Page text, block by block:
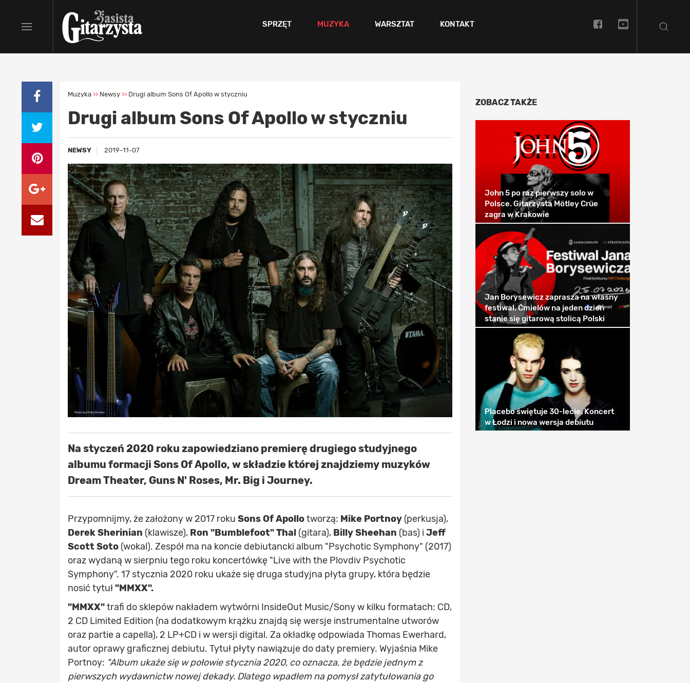
SPRZĘT MUZYKA WARSZTAT KONTAKT
Muzyka >> Newsy >> Drugi album Sons Of Apollo w styczniu
Drugi album Sons Of Apollo w styczniu
NEWSY 2019-11-07
Na styczeń 2020 roku zapowiedziano premierę drugiego studyjnego
albumu formacji Sons Of Apollo, w składzie której znajdziemy muzyków
Dream Theater, Guns N' Roses, Mr. Big i Journey.
Przypomnijmy, że założony w 2017 roku Sons Of Apollotworzą: Mike Portnoy (perkusja),
Derek Sherinian (klawisze), Ron "Bumblefoot" Thal (gitara), Billy Sheehan (bas) i Jeff
Scott Soto (wokal). Zespół ma na koncie debiutancki album "Psychotic Symphony" (2017)
oraz wydaną w sierpniu tego roku koncertówkę "Live with the Plovdiv Psychotic
Symphony". 17 stycznia 2020 roku ukaże się druga studyjna płyta grupy, która będzie
nosić tytuł"MMXX".
"MMXX"trafi do sklepów nakładem wytwórni InsideOut Music/Sony w kilku formatach: CD,
2 CD Limited Edition (na dodatkowym krążku znajdą się wersje instrumentalne utworów
oraz partie a capella), 2 LP+CD i w wersji digital. Za okładkę odpowiada Thomas Ewerhard,
autor oprawy graficznej debiutu. Tytuł płyty nawiązuje do daty premiery. Wyjaśnia Mike
Portnoy: "Album ukaże się w połowie stycznia 2020, co oznacza, że będzie jednym z
pierwszych wydawnictw nowej dekady. Dlatego wpadłem na pomysł zatytułowania go
ZOBACZ TAKŻE
John 5 po raz pierwszy solo w
Polsce. Gitarzysta Mötley Crüe
zagra w Krakowie
Jan Borysewicz zaprasza na własny
festiwal. Ćmielów na jeden dzień
stanie się gitarową stolicą Polski
Placebo świętuje 30-lecie. Koncert
w Łodzi i nowa wersja debiutu